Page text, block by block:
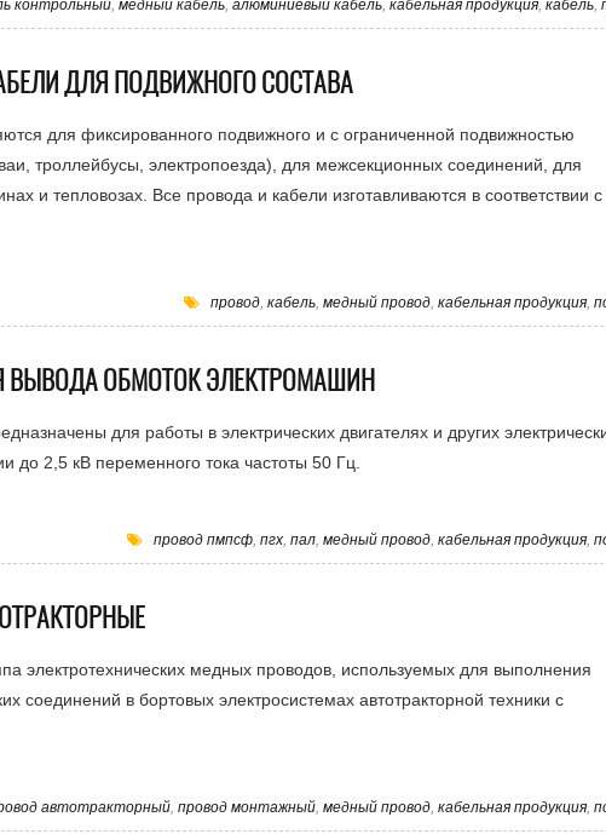
контрольный, медный кабель, алюминиевый кабель, кабельная продукция, кабель,
ДЛЯ ПОДВИЖНОГО СОСТАВА
для фиксированного подвижного и с ограниченной подвижностью
троллейбусы, электропоезда), для межсекционных соединений, для
и тепловозах. Все провода и кабели изготавливаются в соответствии
провод, кабель, медный провод, кабельная продукция,
ВЫВОДА ОБМОТОК ЭЛЕКТРОМАШИН
для работы в электрических двигателях и других
2,5 кВ переменного тока частоты 50 Гц.
провод пмпсф, пгх, пал, медный провод, кабельная продукция,
электротехнических медных проводов, используемых для выполнения
соединений в бортовых электросистемах автотракторной техники с
автотракторный, провод монтажный, медный провод, кабельная продукция,